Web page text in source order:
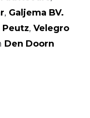
, Galjema BV.
Peutz, Velegro
Den Doorn